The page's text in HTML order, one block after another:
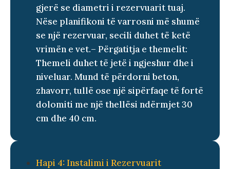
gjerë se diametri i rezervuarit tuaj.
Nëse planifikoni të varrosni më shumë
se një rezervuar, secili duhet të ketë
vrimën e vet.– Përgatitja e themelit:
Themeli duhet të jetë i ngjeshur dhe i
niveluar. Mund të përdorni beton,
zhavorr, tullë ose një sipërfaqe të fortë
dolomiti me një thellësi ndërmjet 30
cm dhe 40 cm.
Hapi 4: Instalimi i Rezervuarit